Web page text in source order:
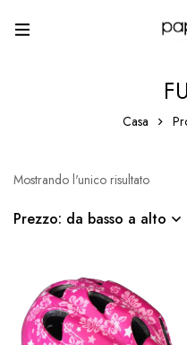
Casa
Mostrando l'unico risultato
Prezzo: da basso a alto